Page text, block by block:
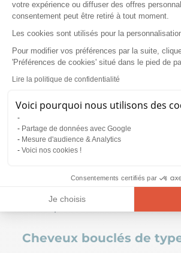
votre expérience ou diffuser des offres
consentement peut être retiré à tout moment.
Les cookies sont utilisés pour la
Pour modifier vos préférences par la suite,
'Préférences de cookies' situé dans le pied de
Lire la politique de confidentialité
Voici pourquoi nous utilisons des
Partage de données avec Google
Mesure d'audience & Analytics
Voici nos cookies !
Consentements certifiés par
Je choisis
Notre plateforme vous permet d'adapter
forme de “S” sont bien définies.
de souples à serrées selon leur
Type de boucles 3A
: larges et
cheveux sont faciles à coiffer
peu de produits capillaires.
tendance à se dessécher et
Type de boucles 3B
denses et poreuses,
équilibrée pour éviter un
les maintenir en forme.
ressorts, épaisses et
nécessitent hydratation
Cheveux bouclés de